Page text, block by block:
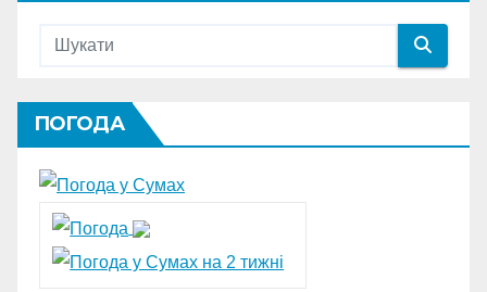
ПОГОДА